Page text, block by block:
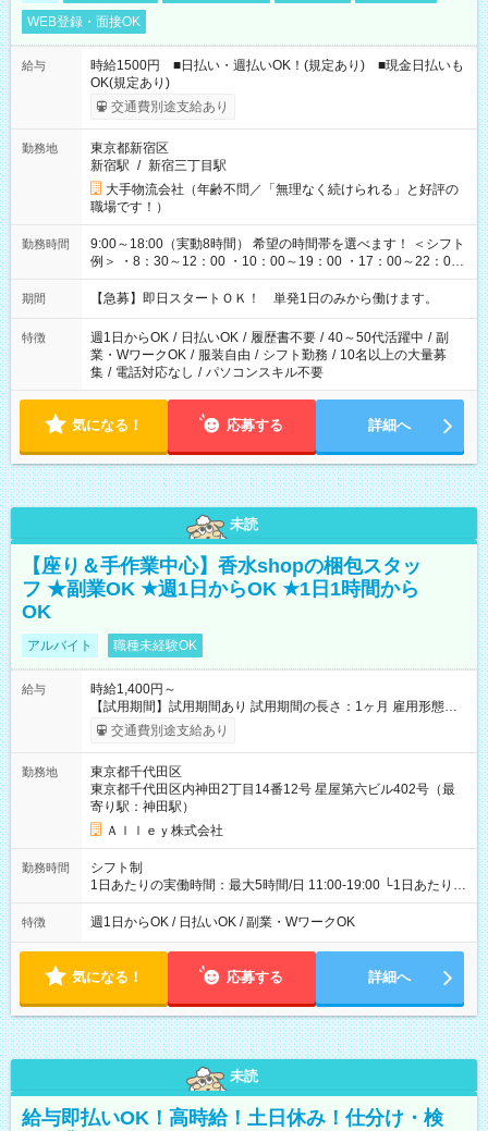
WEB登録・面接OK
給与
時給1500円 ■日払い・週払いOK！(規定あり) ■現金日払いも
OK(規定あり)
交通費別途支給あり
勤務地
東京都新宿区
新宿駅 / 新宿三丁目駅
大手物流会社（年齢不問／「無理なく続けられる」と好評の
職場です！）
勤務時間
9:00～18:00（実動8時間） 希望の時間帯を選べます！ ＜シフト
例＞ ・8：30～12：00 ・10：00～19：00 ・17：00～22：00
・13：00～22：00 ・22：00～翌6：00 など
期間 【急募】即日スタートＯＫ！ 単発1日のみから働けます。
特徴 週1日からOK / 日払いOK / 履歴書不要 / 40～50代活躍中 / 副
業・WワークOK / 服装自由 / シフト勤務 / 10名以上の大量募
集 / 電話対応なし / パソコンスキル不要
気になる！ 応募する 詳細へ
未読
【座り＆手作業中心】香水shopの梱包スタッ
フ ★副業OK ★週1日からOK ★1日1時間から
OK
アルバイト 職種未経験OK
給与
時給1,400円～
【試用期間】試用期間あり 試用期間の長さ：1ヶ月 雇用形態、
給与は本採用時と同じです。
交通費別途支給あり
勤務地
東京都千代田区
東京都千代田区内神田2丁目14番12号 星屋第六ビル402号（最
寄り駅：神田駅）
Ａｌｌｅｙ株式会社
勤務時間
シフト制
1日あたりの実働時間：最大5時間/日 11:00-19:00 └1日あたりの
実働時間：1-5時間 └上記の時間帯内であれば、いつでも勤務可
能！ └平日・土曜日の中で、お好きな曜日でご勤務いただけま
18:00 などのように、自由な働き方が可能なお仕事です！
特徴 週1日からOK / 日払いOK / 副業・WワークOK
気になる！ 応募する 詳細へ
未読
給与即払いOK！高時給！土日休み！仕分け・検